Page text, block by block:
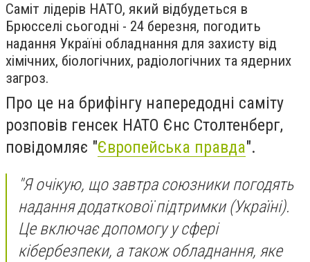
Саміт лідерів НАТО, який відбудеться в
Брюсселі сьогодні - 24 березня, погодить
надання Україні обладнання для захисту від
хімічних, біологічних, радіологічних та ядерних
загроз.
Про це на брифінгу напередодні саміту
розповів генсек НАТО Єнс Столтенберг,
повідомляє "Європейська правда".
"Я очікую, що завтра союзники погодять
надання додаткової підтримки (Україні).
Це включає допомогу у сфері
кібербезпеки, а також обладнання, яке